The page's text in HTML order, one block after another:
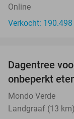
Online
Verkocht: 190.498
Dagentree
onbeperkt
Mondo Verde
Landgraaf (13 km)